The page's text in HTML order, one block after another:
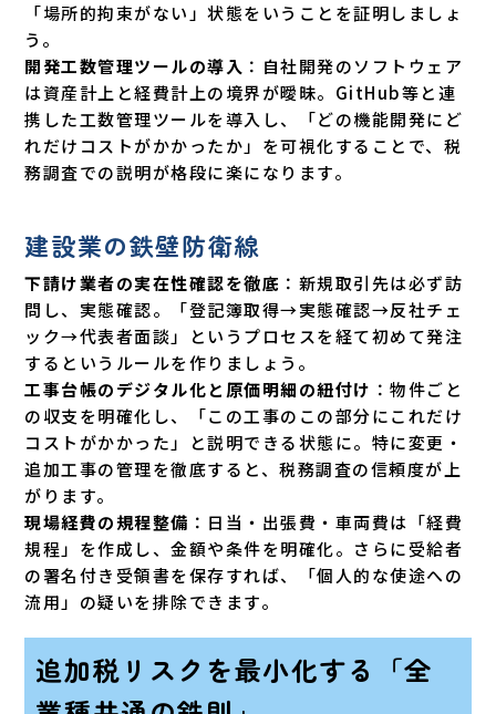
「場所的拘束がない」状態をいうことを証明しましょ
う。
開発工数管理ツールの導入 ：自社開発のソフトウェア
は資産計上と経費計上の境界が曖昧。GitHub等と連
携した工数管理ツールを導入し、「どの機能開発にど
れだけコストがかかったか」を可視化することで、税
務調査での説明が格段に楽になります。
建設業の鉄壁防衛線
下請け業者の実在性確認を徹底 ：新規取引先は必ず訪
問し、実態確認。「登記簿取得→実態確認→反社チェ
ック→代表者面談」というプロセスを経て初めて発注
するというルールを作りましょう。
工事台帳のデジタル化と原価明細の紐付け ：物件ごと
の収支を明確化し、「この工事のこの部分にこれだけ
コストがかかった」と説明できる状態に。特に変更・
追加工事の管理を徹底すると、税務調査の信頼度が上
がります。
現場経費の規程整備 ：日当・出張費・車両費は「経費
規程」を作成し、金額や条件を明確化。さらに受給者
の署名付き受領書を保存すれば、「個人的な使途への
流用」の疑いを排除できます。
追加税リスクを最小化する「全